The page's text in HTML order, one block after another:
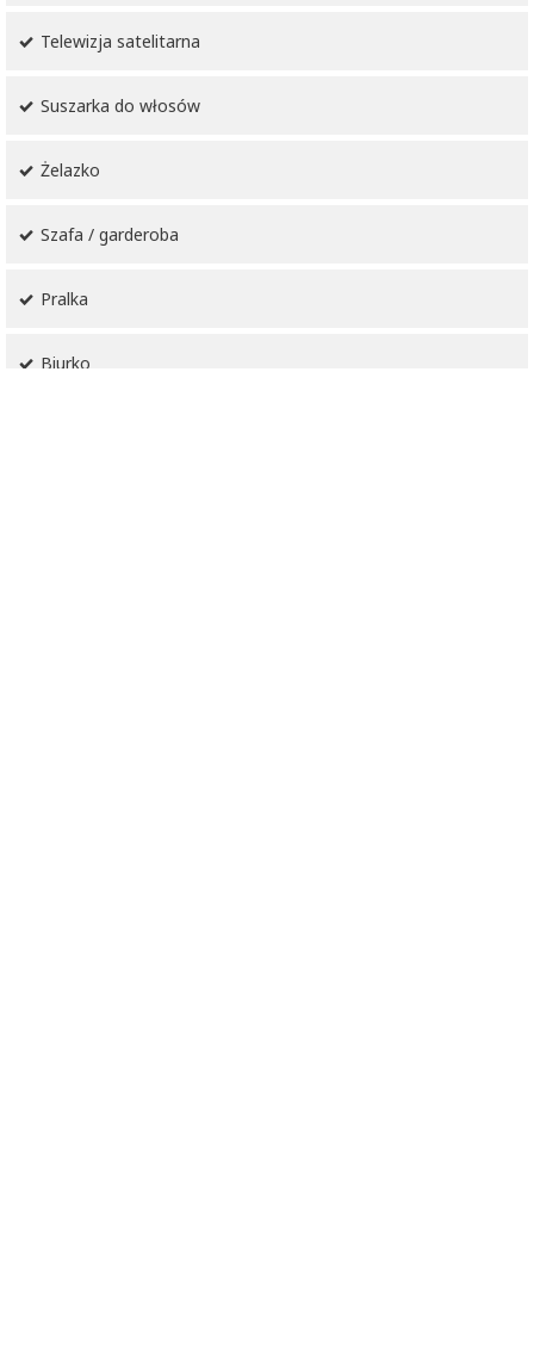
Telewizja satelitarna
Suszarka do włosów
Żelazko
Szafa / garderoba
Pralka
Biurko